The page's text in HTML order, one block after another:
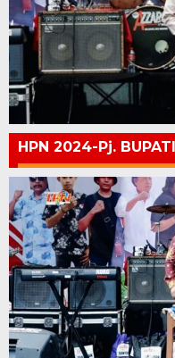
HPN 2024-Pj. BUPATI